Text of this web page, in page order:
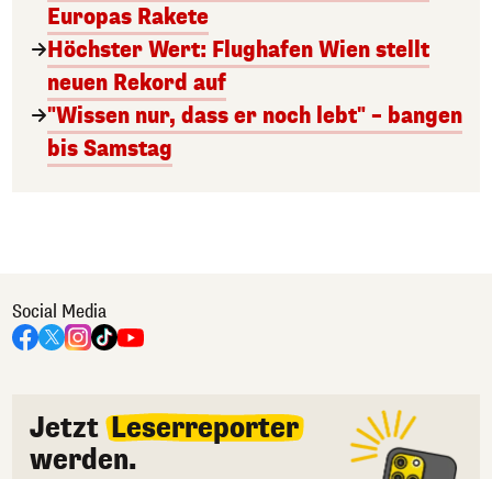
Europas Rakete
Höchster Wert: Flughafen Wien stellt
neuen Rekord auf
"Wissen nur, dass er noch lebt" – bangen
bis Samstag
Social Media
Jetzt Leserreporter
werden.